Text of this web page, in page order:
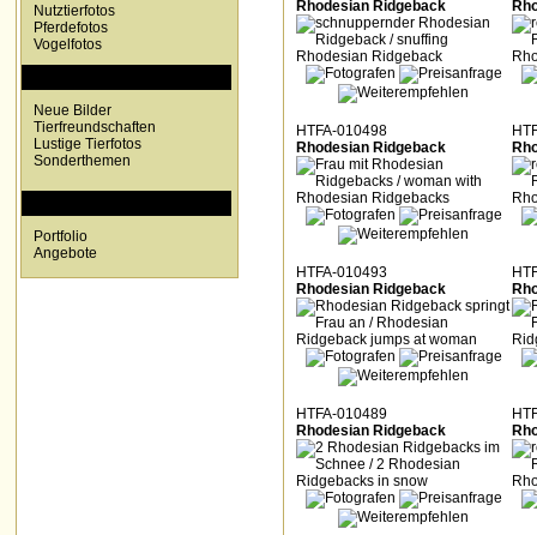
Nutztierfotos
Pferdefotos
Vogelfotos
Neue Bilder
Tierfreundschaften
Lustige Tierfotos
Sonderthemen
Portfolio
Angebote
Rhodesian Ridgeback
HTFA-010498
Rhodesian Ridgeback
HTFA-010493
Rhodesian Ridgeback
HTFA-010489
Rhodesian Ridgeback